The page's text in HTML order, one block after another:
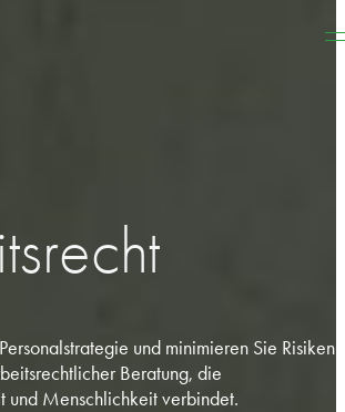
und minimieren Sie Risiken
Beratung, die
und Menschlichkeit verbindet.